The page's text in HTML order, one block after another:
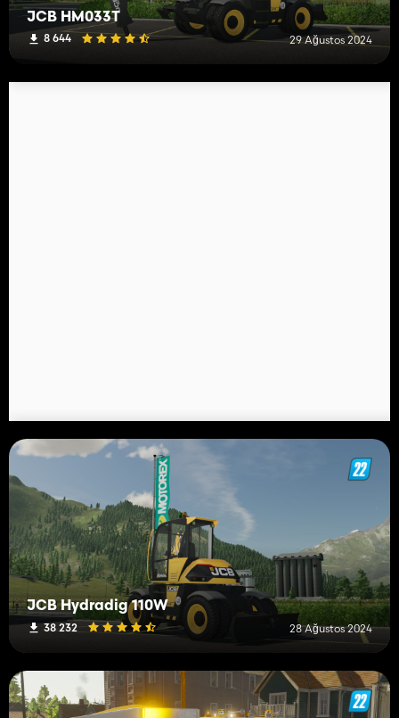
JCB HM033T
8 644 29 Ağustos 2024
JCB Hydradig 110W
38 232 28 Ağustos 2024